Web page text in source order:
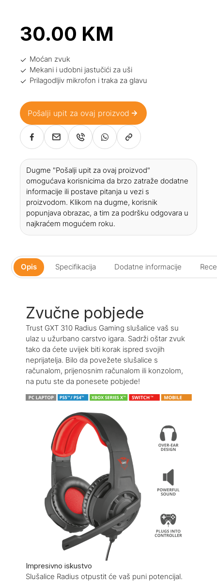
30.00 KM
Moćan zvuk
Mekani i udobni jastučići za uši
Prilagodljiv mikrofon i traka za glavu
Pošalji upit za ovaj proizvod
Dugme "Pošalji upit za ovaj proizvod"
omogućava korisnicima da brzo zatraže dodatne
informacije ili postave pitanja u vezi s
proizvodom. Klikom na dugme, korisnik
popunjava obrazac, a tim za podršku odgovara u
najkraćem mogućem roku.
Opis Specifikacija Dodatne informacije
Zvučne pobjede
Trust GXT 310 Radius Gaming slušalice vaš su
ulaz u užurbano carstvo igara. Sadrži oštar zvuk
tako da ćete uvijek biti korak ispred svojih
neprijatelja. Bilo da povežete slušalice s
računalom, prijenosnim računalom ili konzolom,
na putu ste da ponesete pobjede!
Impresivno iskustvo
Slušalice Radius otpustit će vaš puni potencijal.